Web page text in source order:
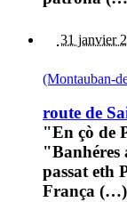
31 janvier
(Montauban-
route de
"En çò de
"Banhéres
passat eth
França (…)